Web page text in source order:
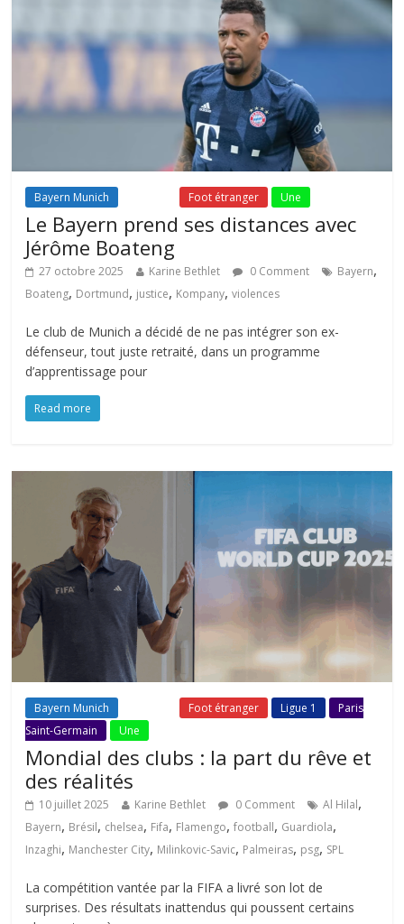
Bayern Munich Foot étranger Une
Le Bayern prend ses distances avec
Jérôme Boateng
27 octobre 2025 Karine Bethlet 0 Comment Bayern,
Boateng, Dortmund, justice, Kompany,violences
Le club de Munich a décidé de ne pas intégrer son ex-
défenseur, tout juste retraité, dans un programme
d’apprentissage pour
Read more
Bayern Munich Foot étranger Ligue 1
Paris
Saint-Germain
Une
Mondial des clubs : la part du rêve et
des réalités
10 juillet 2025 Karine Bethlet 0 Comment Al Hilal,
Bayern, Brésil, chelsea, Fifa, Flamengo,football, Guardiola,
Inzaghi, Manchester City, Milinkovic-Savic, Palmeiras, psg, SPL
La compétition vantée par la FIFA a livré son lot de
surprises. Des résultats inattendus qui poussent certains